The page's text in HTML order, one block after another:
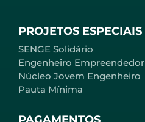
PROJETOS ESPECIAIS
SENGE Solidário
Engenheiro Empreendedor
Núcleo Jovem Engenheiro
Pauta Mínima